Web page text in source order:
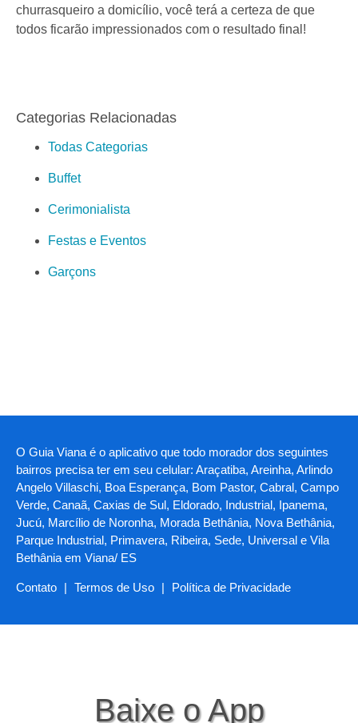
churrasqueiro a domicílio, você terá a certeza de que
todos ficarão impressionados com o resultado final!
Categorias Relacionadas
Todas Categorias
Buffet
Cerimonialista
Festas e Eventos
Garçons
O Guia Viana é o aplicativo que todo morador dos seguintes
bairros precisa ter em seu celular: Araçatiba, Areinha, Arlindo
Angelo Villaschi, Boa Esperança, Bom Pastor, Cabral, Campo
Verde, Canaã, Caxias de Sul, Eldorado, Industrial, Ipanema,
Jucú, Marcílio de Noronha, Morada Bethânia, Nova Bethânia,
Parque Industrial, Primavera, Ribeira, Sede, Universal e Vila
Bethânia em Viana/ ES
Contato | Termos de Uso | Política de Privacidade
Baixe o App